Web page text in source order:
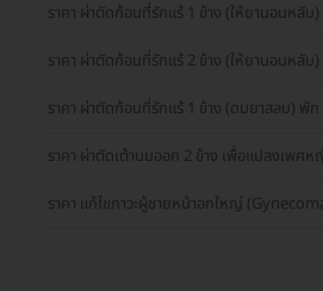
ราคา ผ่าตัดก้อนที่รักแร้ 1 ข้าง (ให้ยานอนหลับ)
ราคา ผ่าตัดก้อนที่รักแร้ 2 ข้าง (ให้ยานอนหลับ)
ราคา ผ่าตัดก้อนที่รักแร้ 1 ข้าง (ดมยาสลบ) พั
ราคา ผ่าตัดเต้านมออก 2 ข้าง เพื่อแปลงเพศห
ราคา แก้ไขภาวะผู้ชายหน้าอกใหญ่